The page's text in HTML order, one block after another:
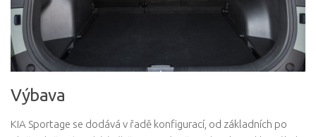
Výbava
KIA Sportage se dodává v řadě konfigurací, od základních po